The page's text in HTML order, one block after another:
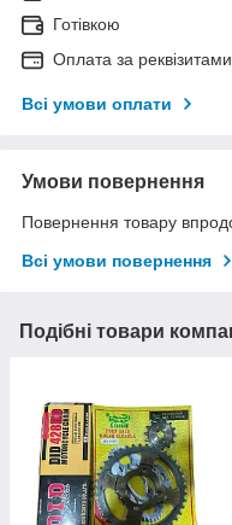
Готівкою
Оплата за реквізитами
Всі умови оплати
Умови повернення
Повернення товару
Всі умови повернення
Подібні товари